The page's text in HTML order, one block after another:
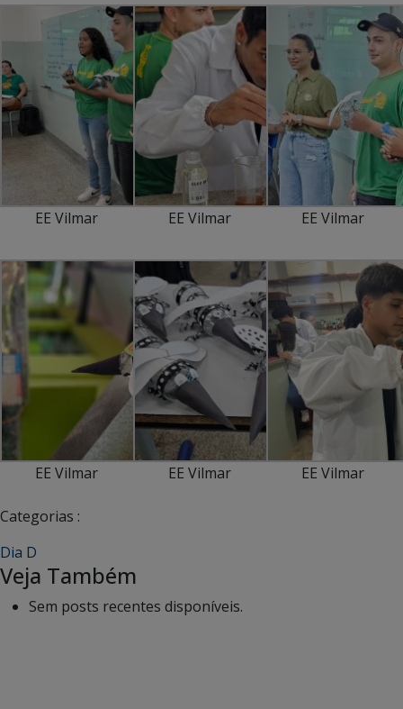
EE Vilmar EE Vilmar EE Vilmar
EE Vilmar EE Vilmar EE Vilmar
Categorias :
Dia D
Veja Também
Sem posts recentes disponíveis.